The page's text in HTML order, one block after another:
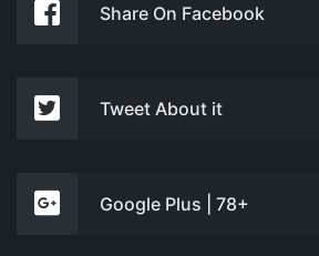
Share On Facebook
Tweet About it
Google Plus | 78+